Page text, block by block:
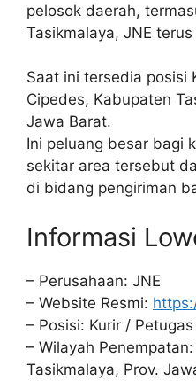
pelosok daerah,
Tasikmalaya, JNE
Saat ini tersedia posisi
Cipedes, Kabupaten
Jawa Barat.
Ini peluang besar bagi
sekitar area tersebut
di bidang pengiriman
Informasi
– Perusahaan: JNE
– Website Resmi:
– Posisi: Kurir /
– Wilayah
Tasikmalaya, Prov.